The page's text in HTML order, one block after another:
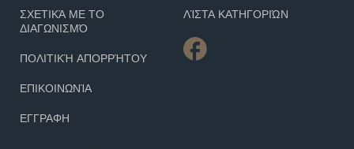
ΣΧΕΤΙΚΆ ΜΕ ΤΟ
ΔΙΑΓΩΝΙΣΜΌ
ΠΟΛΙΤΙΚΉ ΑΠΟΡΡΉΤΟΥ
ΕΠΙΚΟΙΝΩΝΊΑ
ΕΓΓΡΑΦΗ
ΛΊΣΤΑ ΚΑΤΗΓΟΡΙΏΝ